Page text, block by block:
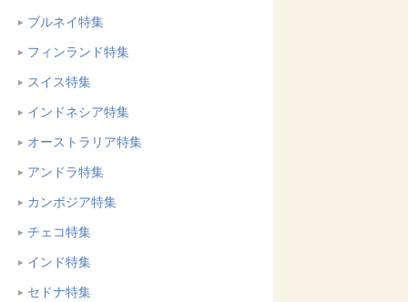
ブルネイ特集
フィンランド特集
スイス特集
インドネシア特集
オーストラリア特集
アンドラ特集
カンボジア特集
チェコ特集
インド特集
セドナ特集